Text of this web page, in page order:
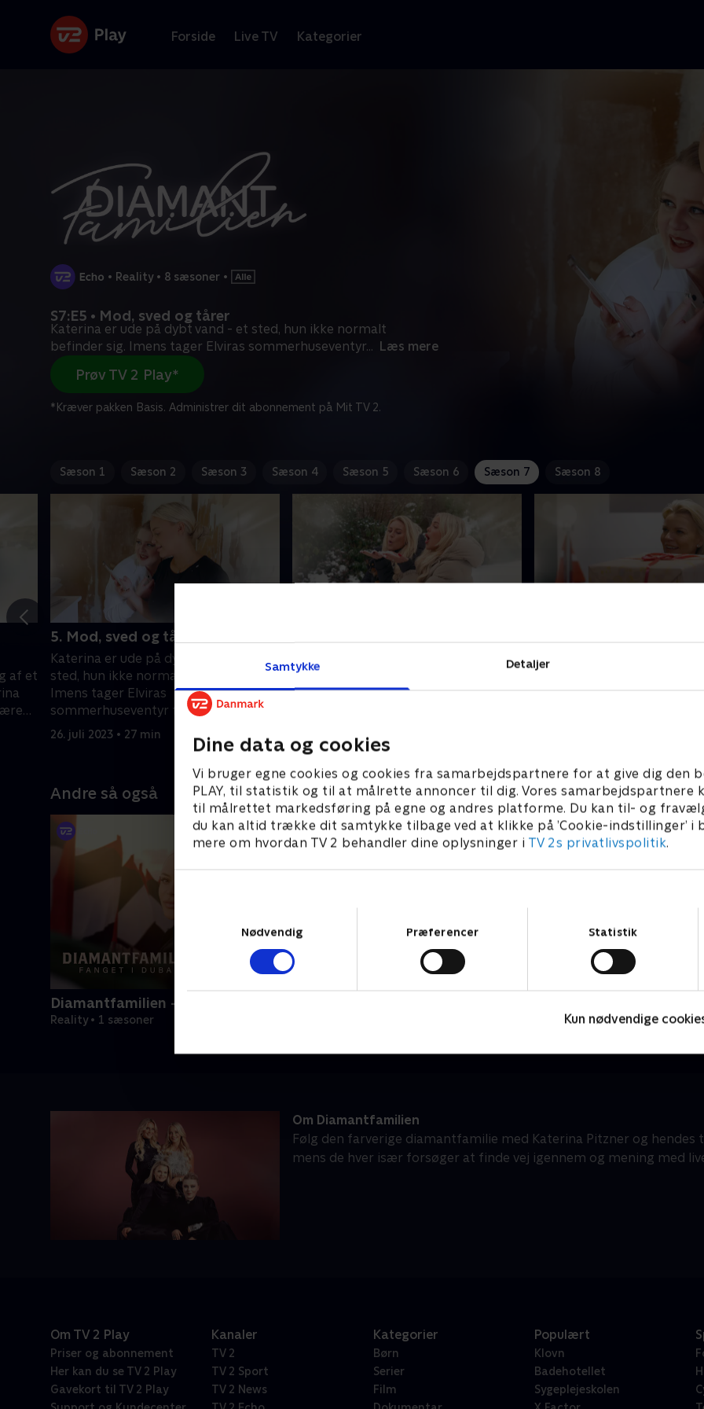
Samtykke Detaljer
Dine data og cookies
Vi bruger egne cookies og cookies fra samarbejdspartnere for at give dig den
PLAY, til statistik og til at målrette annoncer til dig. Vores samarbejdspartnere
til målrettet markedsføring på egne og andres platforme. Du kan til- og
du kan altid trække dit samtykke tilbage ved at klikke på ’Cookie-indstillinger’ i
mere om hvordan TV 2 behandler dine oplysninger i TV 2s privatlivspolitik.
Nødvendig
Præferencer Statistik
Kun nødvendige
Forside Live TV Kategorier
• Reality • 8 sæsoner •
S7:E5 • Mod, sved og tårer
Katerina er ude på dybt vand - et sted, hun ikke normalt
befinder sig. Imens tager Elviras sommerhuseventyr... Læs mere
Prøv TV 2 Play*
*Kræver pakken Basis. Administrer dit abonnement på Mit TV 2.
Sæson 1 Sæson 2 Sæson 3 Sæson 4 Sæson 5 Sæson 6 Sæson 7 Sæson 8
af et
5. Mod, sved og tårer
Katerina er ude på dybt vand - et
sted, hun ikke normalt befinder sig.
Imens tager Elviras
sommerhuseventyr fart med hjælp
fra lillesøster, Ophelia.
26. juli 2023 • 27 min
Katerinas danse-eventyr slutter. Men
hun er ikke gået tomhændet derfra,
da hun har fået en god ven. Hjemme i
2. august 2023 • 28 min
Katerinas fødselsdag
Andre så også
Diamantfamilien - fanget i Dubai
Reality • 1 sæsoner
Om Diamantfamilien
Følg den farverige diamantfamilie med Katerina Pitzner og hendes
mens de hver især forsøger at finde vej igennem og mening med
Om TV 2 Play
Priser og abonnement
Her kan du se TV 2 Play
Gavekort til TV 2 Play
Kanaler
TV 2
TV 2 Sport
TV 2 News
Kategorier
Børn
Serier
Film
Populært
Klovn
Badehotellet
Sygeplejeskolen